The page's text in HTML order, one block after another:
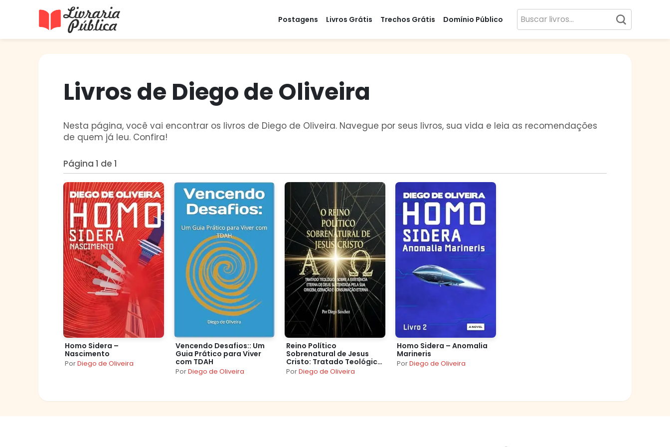
Postagens Livros Grátis Trechos Grátis Domínio Público
Livros de Diego de Oliveira
Nesta página, você vai encontrar os livros de Diego de Oliveira. Navegue por seus livros, sua vida e leia as recomendações
de quem já leu. Confira!
Página 1 de 1
Homo Sidera –
Nascimento
PorDiego de Oliveira
Vencendo Desafios:: Um
Guia Prático para Viver
com TDAH
PorDiego de Oliveira
Reino Político
Sobrenatural de Jesus
Cristo: Tratado Teológico
sobre a Existência Eterna
de Deus
PorDiego de Oliveira
Homo Sidera – Anomalia
Marineris
PorDiego de Oliveira